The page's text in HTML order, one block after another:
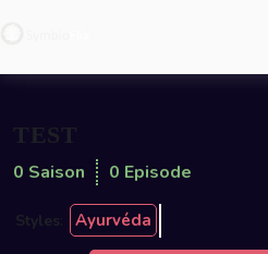
Populaire
TEST
0 Saison 0 Episode
Styles Ayurvéda